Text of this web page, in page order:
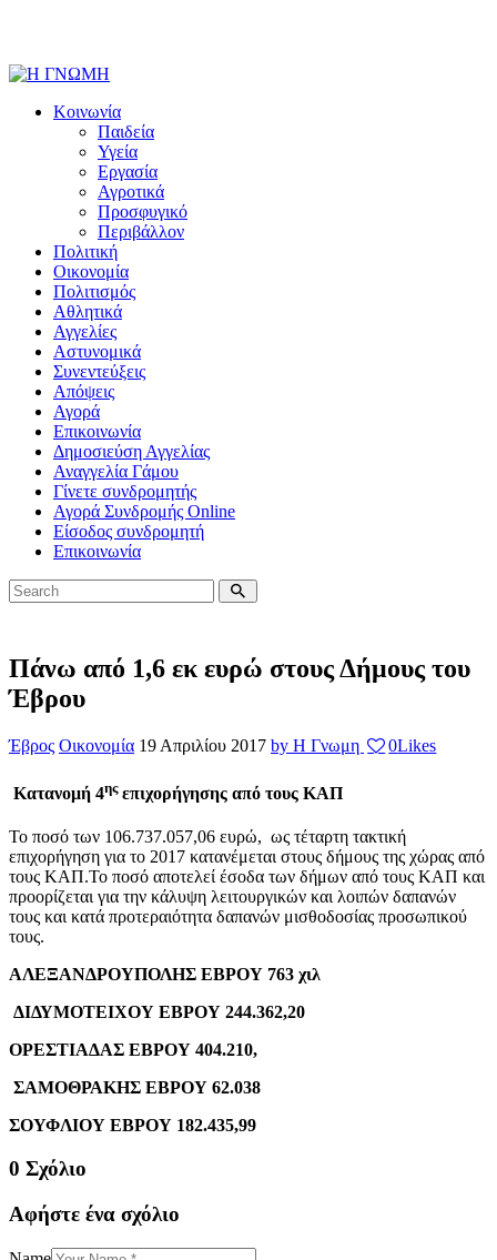
Κοινωνία
Παιδεία
Υγεία
Εργασία
Αγροτικά
Προσφυγικό
Περιβάλλον
Πολιτική
Οικονομία
Πολιτισμός
Αθλητικά
Αγγελίες
Αστυνομικά
Συνεντεύξεις
Απόψεις
Αγορά
Επικοινωνία
Δημοσιεύση Αγγελίας
Αναγγελία Γάμου
Γίνετε συνδρομητής
Αγορά Συνδρομής Online
Είσοδος συνδρομητή
Επικοινωνία
Πάνω από 1,6 εκ ευρώ στους Δήμους του
Έβρου
Έβρος Οικονομία 19 Απριλίου 2017 by Η Γνωμη 0Likes
Κατανομή 4ηςεπιχορήγησης από τους ΚΑΠ
Το ποσό των 106.737.057,06 ευρώ, ως τέταρτη τακτική
επιχορήγηση για το 2017 κατανέμεται στους δήμους της χώρας από
τους ΚΑΠ.Το ποσό αποτελεί έσοδα των δήμων από τους ΚΑΠ και
προορίζεται για την κάλυψη λειτουργικών και λοιπών δαπανών
τους και κατά προτεραιότητα δαπανών μισθοδοσίας προσωπικού
τους.
ΑΛΕΞΑΝΔΡΟΥΠΟΛΗΣ ΕΒΡΟΥ 763 χιλ
ΔΙΔΥΜΟΤΕΙΧΟΥ ΕΒΡΟΥ 244.362,20
ΟΡΕΣΤΙΑΔΑΣ ΕΒΡΟΥ 404.210,
ΣΑΜΟΘΡΑΚΗΣ ΕΒΡΟΥ 62.038
ΣΟΥΦΛΙΟΥ ΕΒΡΟΥ 182.435,99
0 Σχόλιο
Αφήστε ένα σχόλιο